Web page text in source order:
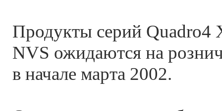
Продукты серий Quadro4
NVS ожидаются на
в начале марта 2002.